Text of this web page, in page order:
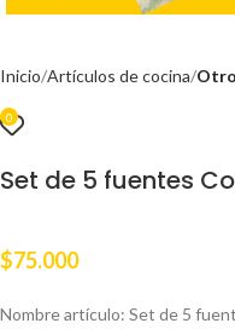
Inicio Artículos de cocina
0
Set de 5 fuentes
$75.000
Nombre artículo: Set de 5